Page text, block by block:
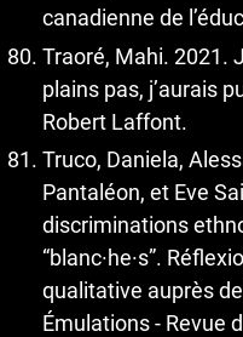
canadienne de
Traoré, Mahi. 2021.
plains pas, j’aurais
Robert Laffont.
Truco, Daniela,
Pantaléon, et Eve
discriminations
“blanc·he·s”.
qualitative auprès de
Émulations - Revue